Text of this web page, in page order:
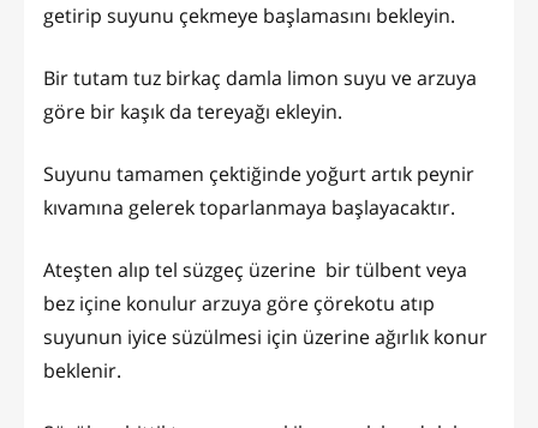
getirip suyunu çekmeye başlamasını bekleyin.
Bir tutam tuz birkaç damla limon suyu ve arzuya
göre bir kaşık da tereyağı ekleyin.
Suyunu tamamen çektiğinde yoğurt artık peynir
kıvamına gelerek toparlanmaya başlayacaktır.
Ateşten alıp tel süzgeç üzerine bir tülbent veya
bez içine konulur arzuya göre çörekotu atıp
suyunun iyice süzülmesi için üzerine ağırlık konur
beklenir.